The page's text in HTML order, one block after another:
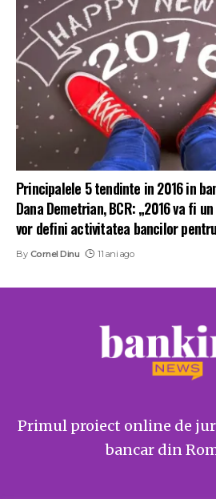
Principalele 5 tendinte in 2016 in
Dana Demetrian, BCR: „2016 va fi
vor defini activitatea bancilor
By Cornel Dinu 11 ani ago
Primul proiect online de
bancar din